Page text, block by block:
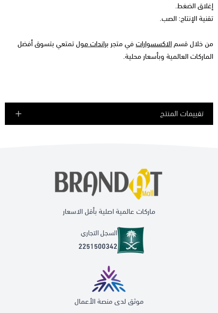
إغلاق الضغط.
تقنية الإنتاج: الصب.
من خلال قسمالاكسسوارات في متجر براندات مولتمتعي بتسوق أفضل
الماركات العالمية وبأسعار محلية.
تقييمات المنتج
ماركات عالمية اصلية بأقل الاسعار
السجل التجاري
2251500342
موثق لدى منصة الأعمال